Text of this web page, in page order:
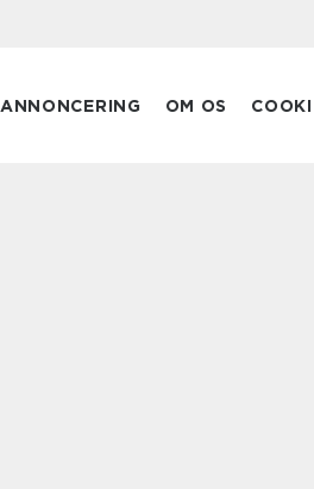
ANNONCERING OM OS